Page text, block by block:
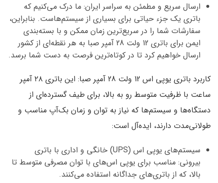
ارسال سریع و مطمئن به سراسر ایران:ما درک می‌کنیم که
باتری یک جزء حیاتی برای بسیاری از سیستم‌هاست. بنابراین،
سفارشات شما را در سریع‌ترین زمان ممکنو با بسته‌بندی
ایمن برای باتری 12 ولت 28 آمپر صبا
به هر نقطه‌ای از کشور
ارسال خواهیم کرد تا در کوتاه‌ترین فرصت به دست شما برسد.
کاربرد باتری یوپی اس 12 ولت 28 آمپر صبا:
این
باتری ۲۸ آمپر
ساعت با ظرفیت متوسط رو به بالا، برای طیف گسترده‌ای از
دستگاه‌ها و سیستم‌ها که نیاز به توان و زمان بک‌آپ مناسب و
طولانی‌مدت دارند، ایده‌آل است:
سیستم‌های یوپی اس (UPS) خانگی و اداری با باتری
بیرونی:مناسب برای یوپی اس‌های با توان مصرفی متوسط تا
بالا، که از باتری‌های جداگانه استفاده می‌کنند.